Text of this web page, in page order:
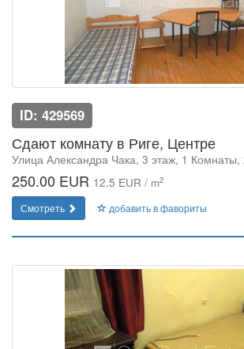
ID: 429569
Сдают комнату в Риге, Центре
Улица Александра Чака, 3 этаж, 1 Комнаты,
250.00 EUR 12.5 EUR / m2
Смотреть добавить в фавориты